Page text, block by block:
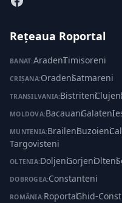
Rețeaua Roportal
BANAT:Aradeni·Timisoreni
CRIȘANA:Oradeni·Satmareni
TRANSILVANIA:Bistriteni·
MOLDOVA:Bacauani·Galateni·
MUNTENIA:Braileni·Buzoieni·
Targovisteni
OLTENIA:Doljeni·Gorjeni·Olteni·
DOBROGEA:Constanteni
ROMÂNIA:Roportal·Ghid-